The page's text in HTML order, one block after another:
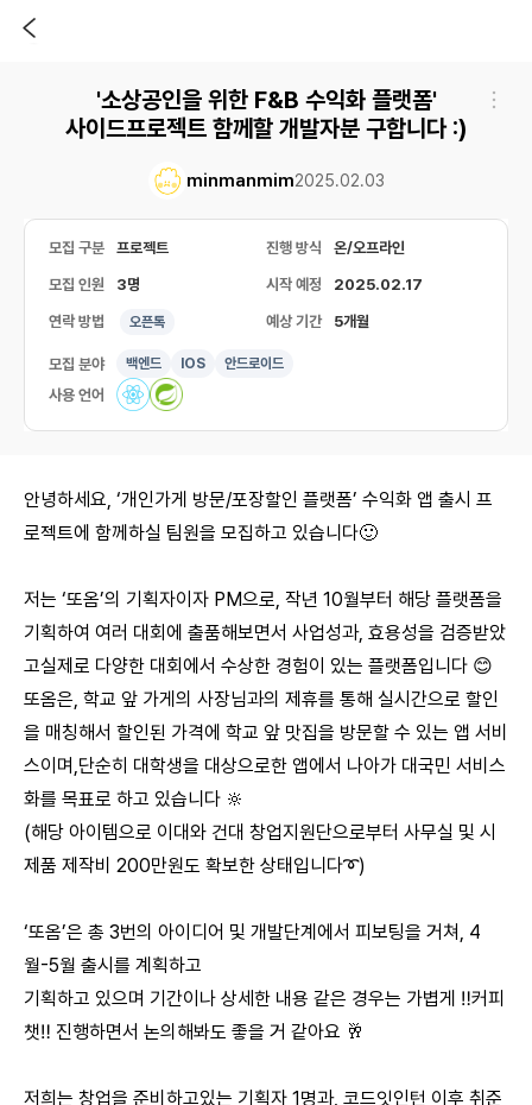
'소상공인을 위한 F&B 수익화 플랫폼'
사이드프로젝트 함께할 개발자분 구합니다 :)
minmanmim2025.02.03
모집 구분 프로젝트 진행 방식 온/오프라인
모집 인원 3명 시작 예정 2025.02.17
연락 방법 오픈톡 예상 기간 5개월
모집 분야 백엔드 IOS 안드로이드
사용 언어
안녕하세요, ‘개인가게 방문/포장할인 플랫폼’ 수익화 앱 출시 프
로젝트에 함께하실 팀원을 모집하고 있습니다🙂
저는 ‘또옴’의 기획자이자 PM으로, 작년 10월부터 해당 플랫폼을
기획하여 여러 대회에 출품해보면서 사업성과, 효용성을 검증받았
고실제로 다양한 대회에서 수상한 경험이 있는 플랫폼입니다 😊
또옴은, 학교 앞 가게의 사장님과의 제휴를 통해 실시간으로 할인
을 매칭해서 할인된 가격에 학교 앞 맛집을 방문할 수 있는 앱 서비
스이며,단순히 대학생을 대상으로한 앱에서 나아가 대국민 서비스
화를 목표로 하고 있습니다 🔆
(해당 아이템으로 이대와 건대 창업지원단으로부터 사무실 및 시
제품 제작비 200만원도 확보한 상태입니다➰)
‘또옴’은 총 3번의 아이디어 및 개발단계에서 피보팅을 거쳐, 4
월-5월 출시를 계획하고
기획하고 있으며 기간이나 상세한 내용 같은 경우는 가볍게 ‼️커피
챗‼️ 진행하면서 논의해봐도 좋을 거 같아요 🥂
저희는 창업을 준비하고있는 기획자 1명과, 코드잇인턴 이후 취준